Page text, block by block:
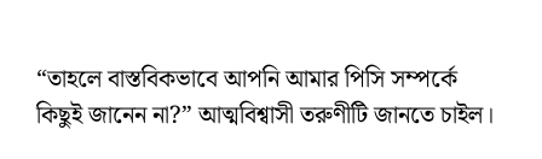
“তাহলে বাস্তবিকভাবে আপনি আমার পিসি সম্পর্কে
কিছুই জানেন না?” আত্মবিশ্বাসী তরুণীটি জানতে চাইল।